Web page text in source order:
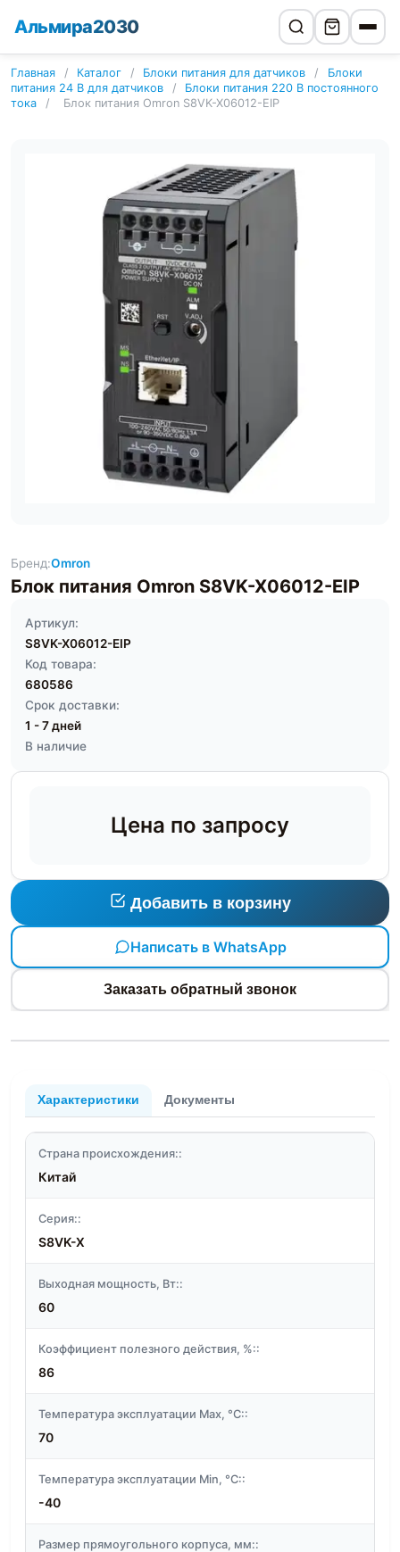
Альмира2030
Главная / Каталог / Блоки питания для датчиков /
Блоки
питания 24 В для датчиков
/
Блоки питания 220 В постоянного
тока
/ Блок питания Omron S8VK-X06012-EIP
Бренд:Omron
Блок питания Omron S8VK-X06012-EIP
Артикул:
S8VK-X06012-EIP
Код товара:
680586
Срок доставки:
1 - 7 дней
В наличие
Цена по запросу
Добавить в корзину
Написать в WhatsApp
Заказать обратный звонок
Характеристики Документы
Страна происхождения::
Китай
Серия::
S8VK-X
Выходная мощность, Вт::
60
Коэффициент полезного действия, %::
86
Температура эксплуатации Max, °C::
70
Температура эксплуатации Min, °C::
-40
Размер прямоугольного корпуса, мм::